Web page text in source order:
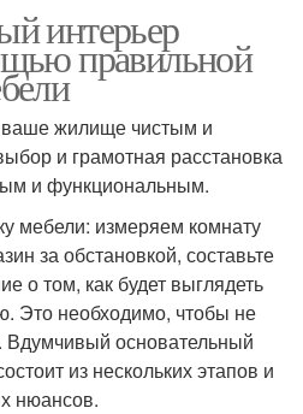
интерьер
правильной
жилище чистым и
и грамотная расстановка
и функциональным.
мебели: измеряем комнату
за обстановкой, составьте
о том, как будет выглядеть
Это необходимо, чтобы не
Вдумчивый основательный
из нескольких этапов и
нюансов.